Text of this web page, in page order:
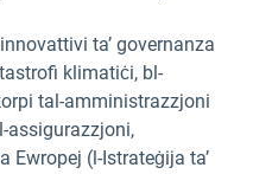
ta’ governanza
klimatiċi, bl-
tal-amministrazzjoni
assigurazzjoni,
Ewropej (l-Istrateġija ta’